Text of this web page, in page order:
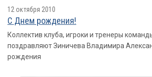
12 октября 2010
С Днем рождения!
Коллектив клуба, игроки и тренеры
поздравляют Зиничева Владимира
рождения